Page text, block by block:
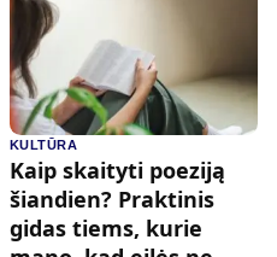
KULTŪRA
Kaip skaityti poeziją
šiandien? Praktinis
gidas tiems, kurie